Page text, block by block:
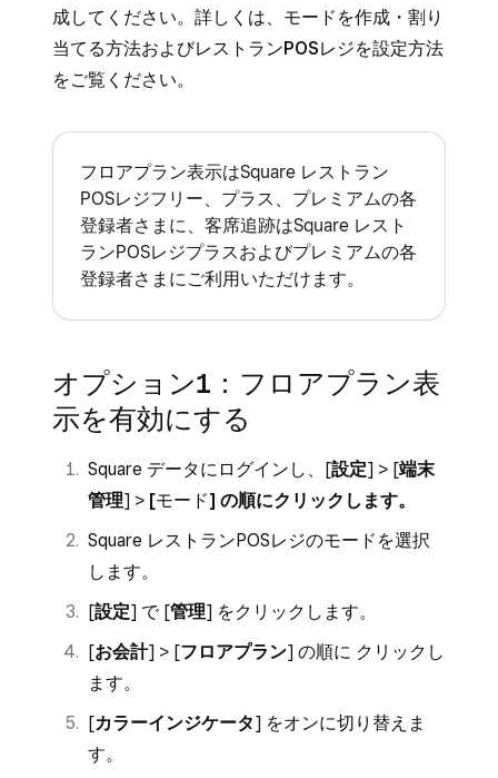
成してください。詳しくは、 モードを作成・割り
当てる方法およびレストランPOSレジを設定方法
をご覧ください。
フロアプラン表示はSquare レストラン
POSレジフリー、プラス、プレミアムの各
登録者さまに、客席追跡はSquare レスト
ランPOSレジプラスおよびプレミアムの各
登録者さまにご利用いただけます。
オプション1：フロアプラン表
示を有効にする
Square データにログインし、[設定] > [端末
管理] > [モード] の順にクリックします。
Square レストランPOSレジのモードを選択
します。
[設定] で [管理] をクリックします。
[お会計] > [フロアプラン] の順に クリックし
ます。
[カラーインジケータ] をオンに切り替えま
す。